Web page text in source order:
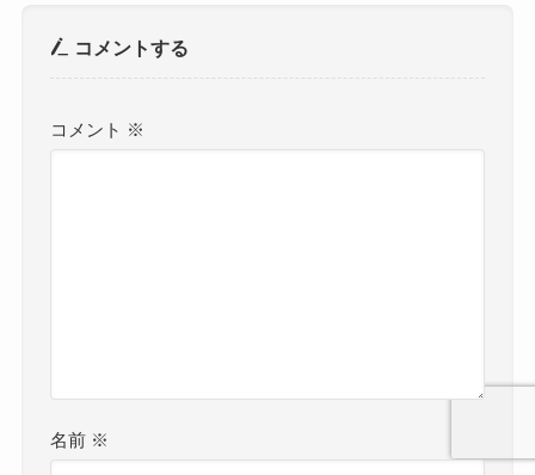
コメントする
コメント ※
名前 ※